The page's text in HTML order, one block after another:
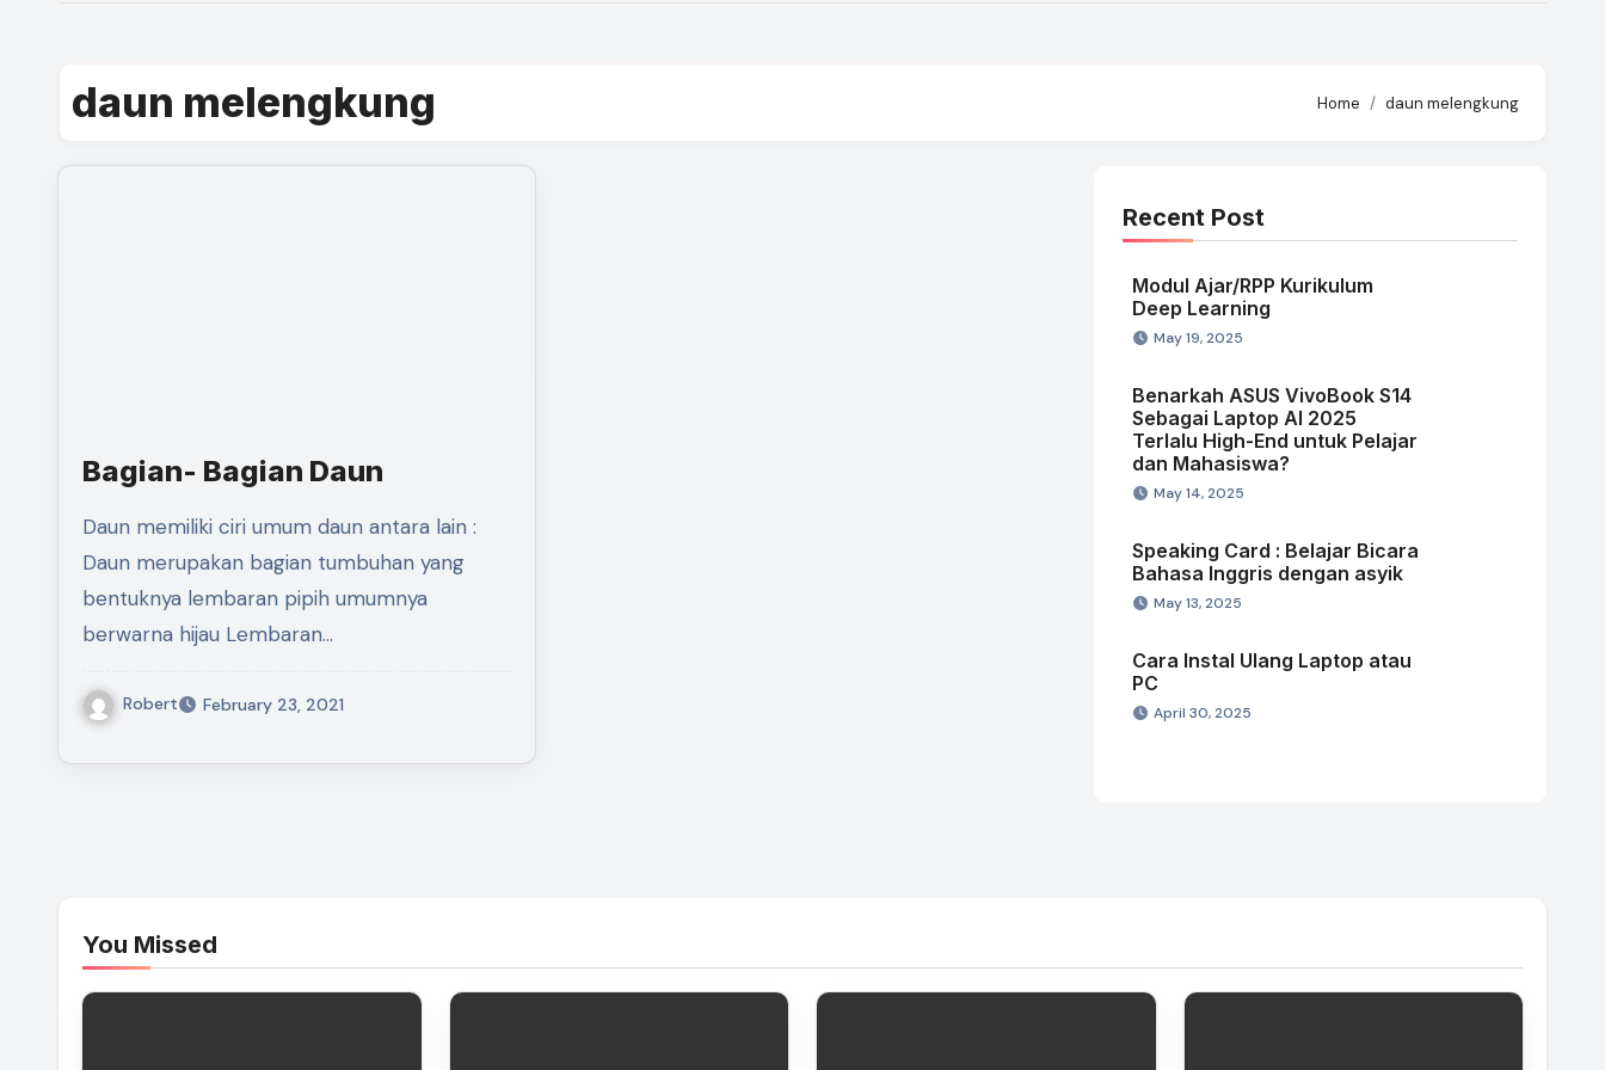
daun melengkung Home daun melengkung
Bagian- Bagian Daun
Daun memiliki ciri umum daun antara lain :
Daun merupakan bagian tumbuhan yang
bentuknya lembaran pipih umumnya
berwarna hijau Lembaran…
Robert February 23, 2021
Recent Post
Modul Ajar/RPP Kurikulum
Deep Learning
May 19, 2025
Benarkah ASUS VivoBook S14
Sebagai Laptop AI 2025
Terlalu High-End untuk Pelajar
dan Mahasiswa?
May 14, 2025
Speaking Card : Belajar Bicara
Bahasa Inggris dengan asyik
May 13, 2025
Cara Instal Ulang Laptop atau
PC
April 30, 2025
You Missed